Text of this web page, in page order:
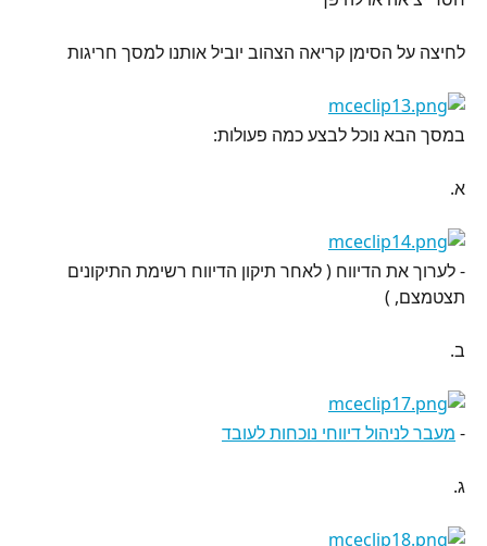
לחיצה על הסימן קריאה הצהוב יוביל אותנו למסך חריגות
במסך הבא נוכל לבצע כמה פעולות:
א.
- לערוך את הדיווח ( לאחר תיקון הדיווח רשימת התיקונים
תצטמצם, )
ב.
- מעבר לניהול דיווחי נוכחות לעובד
ג.